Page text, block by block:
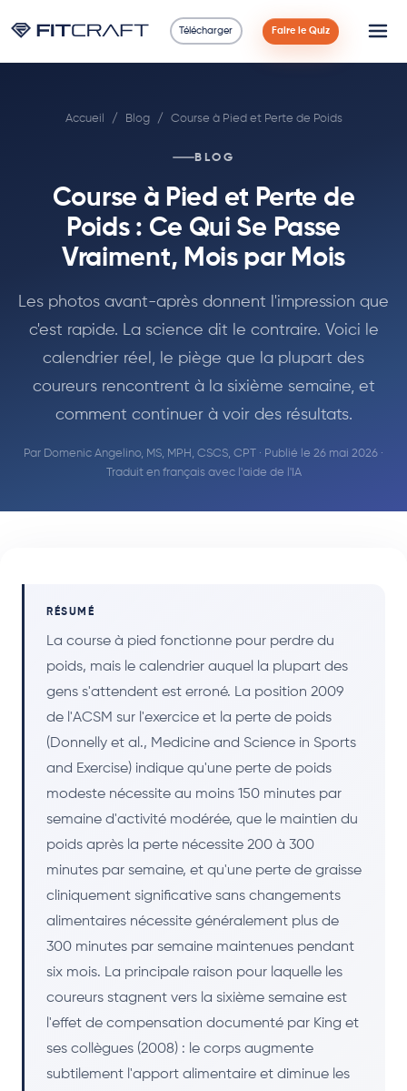
Télécharger Faire le Quiz
Guides
90 Jours
Exercices
Accueil / Blog / Course à Pied et Perte de Poids
BLOG
Course à Pied et Perte de
Poids : Ce Qui Se Passe
Vraiment, Mois par Mois
Les photos avant-après donnent l'impression que
c'est rapide. La science dit le contraire. Voici le
calendrier réel, le piège que la plupart des
coureurs rencontrent à la sixième semaine, et
comment continuer à voir des résultats.
Par Domenic Angelino, MS, MPH, CSCS, CPT · Publié le 26 mai 2026 ·
Traduit en français avec l'aide de l'IA
RÉSUMÉ
La course à pied fonctionne pour perdre du
poids, mais le calendrier auquel la plupart des
gens s'attendent est erroné. La position 2009
de l'ACSM sur l'exercice et la perte de poids
(Donnelly et al., Medicine and Science in Sports
and Exercise) indique qu'une perte de poids
modeste nécessite au moins 150 minutes par
semaine d'activité modérée, que le maintien du
poids après la perte nécessite 200 à 300
minutes par semaine, et qu'une perte de graisse
cliniquement significative sans changements
alimentaires nécessite généralement plus de
300 minutes par semaine maintenues pendant
six mois. La principale raison pour laquelle les
coureurs stagnent vers la sixième semaine est
l'effet de compensation documenté par King et
ses collègues (2008) : le corps augmente
subtilement l'apport alimentaire et diminue les